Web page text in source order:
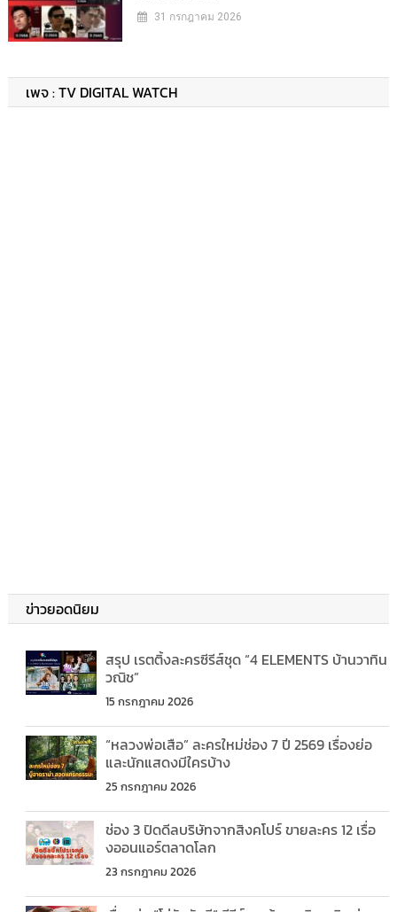
31 กรกฎาคม 2026
เพจ : TV DIGITAL WATCH
ข่าวยอดนิยม
สรุป เรตติ้งละครซีรีส์ชุด “4 ELEMENTS บ้านวาทิน
วณิช”
15 กรกฎาคม 2026
“หลวงพ่อเสือ” ละครใหม่ช่อง 7 ปี 2569 เรื่องย่อ
และนักแสดงมีใครบ้าง
25 กรกฎาคม 2026
ช่อง 3 ปิดดีลบริษัทจากสิงคโปร์ ขายละคร 12 เรื่อ
งออนแอร์ตลาดโลก
23 กรกฎาคม 2026